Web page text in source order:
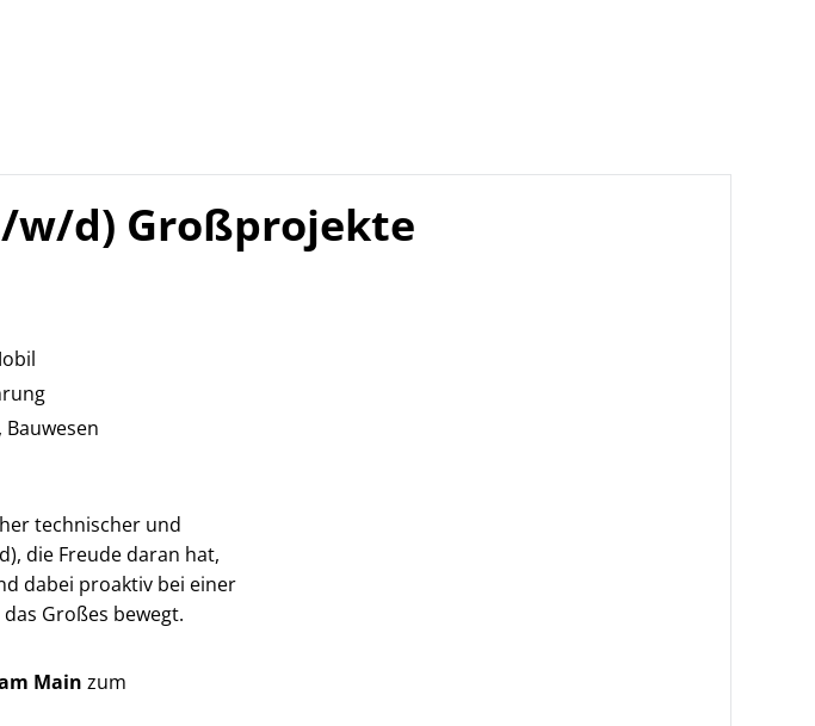
w/d) Großprojekte
technischer und
die Freude daran hat,
dabei proaktiv bei einer
Großes bewegt.
Main zum